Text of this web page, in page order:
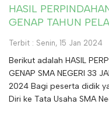
HASIL
GENAP TAHUN
Terbit : Senin, 15 Jan 2024
Berikut adalah HASIL
GENAP SMA NEGERI 33
2024 Bagi peserta didik
Diri ke Tata Usaha SMA